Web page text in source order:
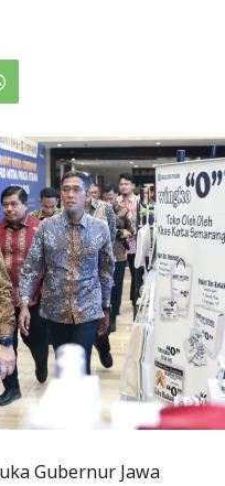
Gubernur Jawa